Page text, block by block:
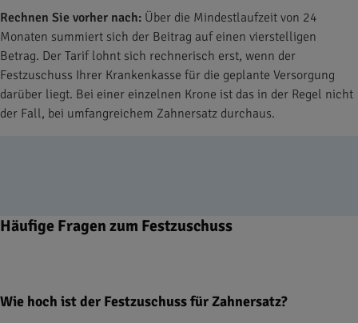
Rechnen Sie vorher nach: Über die Mindestlaufzeit von 24
Monaten summiert sich der Beitrag auf einen vierstelligen
Betrag. Der Tarif lohnt sich rechnerisch erst, wenn der
Festzuschuss Ihrer Krankenkasse für die geplante Versorgung
darüber liegt. Bei einer einzelnen Krone ist das in der Regel nicht
der Fall, bei umfangreichem Zahnersatz durchaus.
Häufige Fragen zum Festzuschuss
Wie hoch ist der Festzuschuss für Zahnersatz?